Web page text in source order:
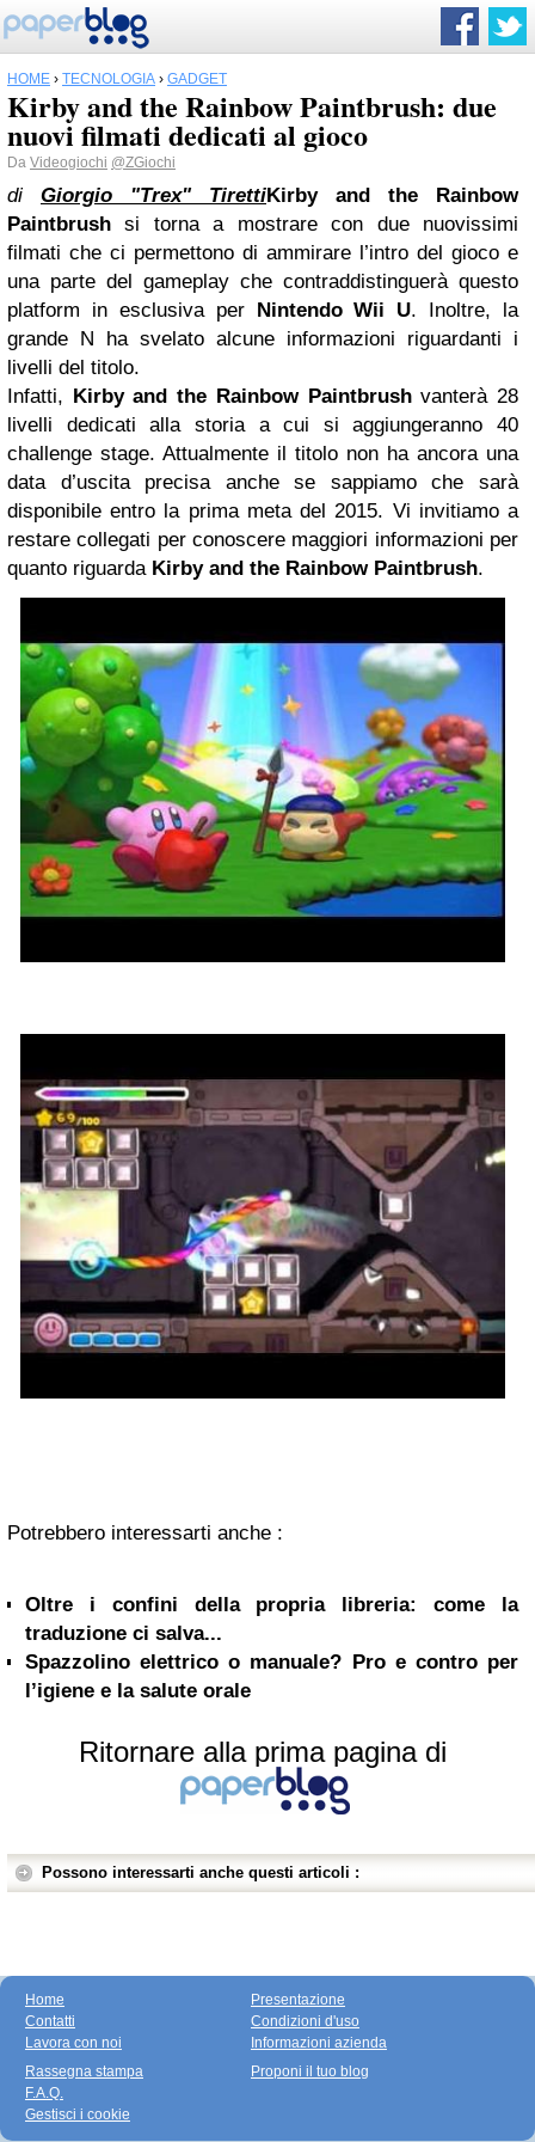
HOME › TECNOLOGIA › GADGET
Kirby and the Rainbow Paintbrush: due
nuovi filmati dedicati al gioco
Da Videogiochi @ZGiochi
di Giorgio "Trex" TirettiKirby and the Rainbow
Paintbrush si torna a mostrare con due nuovissimi
filmati che ci permettono di ammirare l’intro del gioco e
una parte del gameplay che contraddistinguerà questo
platform in esclusiva per Nintendo Wii U. Inoltre, la
grande N ha svelato alcune informazioni riguardanti i
livelli del titolo.
Infatti, Kirby and the Rainbow Paintbrushvanterà 28
livelli dedicati alla storia a cui si aggiungeranno 40
challenge stage. Attualmente il titolo non ha ancora una
data d’uscita precisa anche se sappiamo che sarà
disponibile entro la prima meta del 2015. Vi invitiamo a
restare collegati per conoscere maggiori informazioni per
quanto riguarda Kirby and the Rainbow Paintbrush.
Potrebbero interessarti anche :
Oltre i confini della propria libreria: come la
traduzione ci salva...
Spazzolino elettrico o manuale? Pro e contro per
l’igiene e la salute orale
Ritornare alla prima pagina di
Possono interessarti anche questi articoli :
Home
Contatti
Lavora con noi
Presentazione
Condizioni d'uso
Informazioni azienda
Rassegna stampa
F.A.Q.
Gestisci i cookie
Proponi il tuo blog